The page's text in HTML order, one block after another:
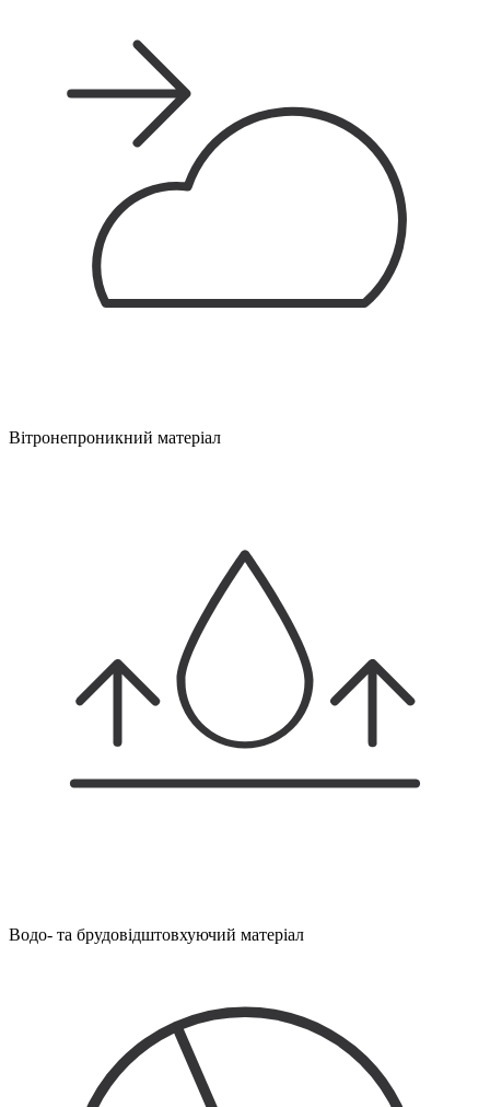
Вітронепроникний матеріал
Водо- та брудовідштовхуючий матеріал